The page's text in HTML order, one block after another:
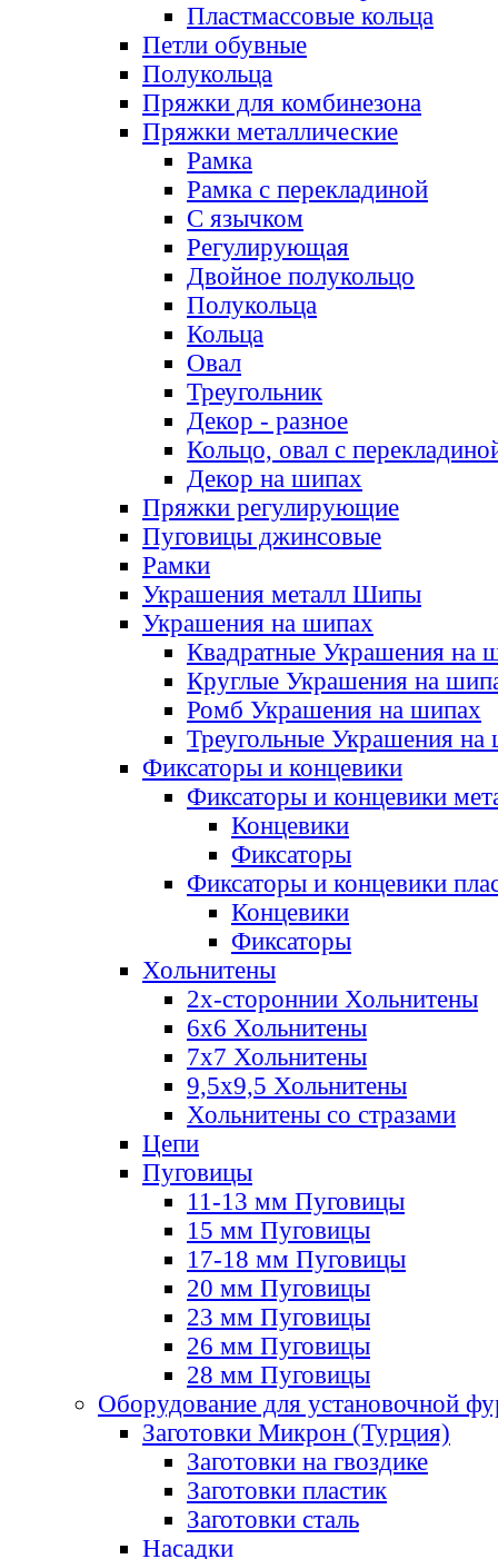
Пластмассовые кольца
Петли обувные
Полукольца
Пряжки для комбинезона
Пряжки металлические
Рамка
Рамка с перекладиной
С язычком
Регулирующая
Двойное полукольцо
Полукольца
Кольца
Овал
Треугольник
Декор - разное
Кольцо, овал с
Декор на шипах
Пряжки регулирующие
Пуговицы джинсовые
Рамки
Украшения металл Шипы
Украшения на шипах
Квадратные Украшения на
Круглые Украшения на
Ромб Украшения на шипах
Треугольные Украшения на
Фиксаторы и концевики
Фиксаторы и концевики
Концевики
Фиксаторы
Фиксаторы и концевики
Концевики
Фиксаторы
Хольнитены
2х-стороннии Хольнитены
6х6 Хольнитены
7х7 Хольнитены
9,5х9,5 Хольнитены
Хольнитены со стразами
Цепи
Пуговицы
11-13 мм Пуговицы
15 мм Пуговицы
17-18 мм Пуговицы
20 мм Пуговицы
23 мм Пуговицы
26 мм Пуговицы
28 мм Пуговицы
Оборудование для установочной
Заготовки Микрон (Турция)
Заготовки на гвоздике
Заготовки пластик
Заготовки сталь
Насадки